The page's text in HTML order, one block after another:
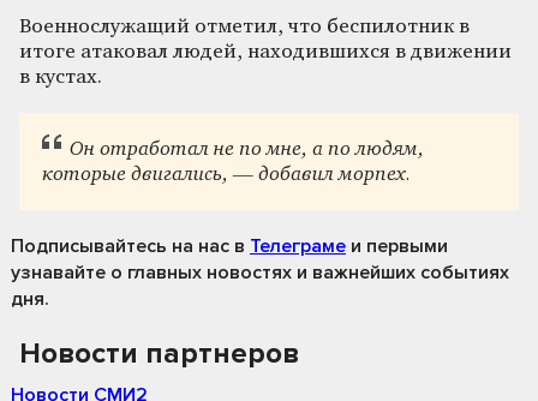
Военнослужащий отметил, что беспилотник в
итоге атаковал людей, находившихся в движении
в кустах.
Он отработал не по мне, а по людям,
которые двигались, — добавил морпех.
Подписывайтесь на нас в Телеграме и первыми
узнавайте о главных новостях и важнейших событиях
дня.
Новости партнеров
Новости СМИ2